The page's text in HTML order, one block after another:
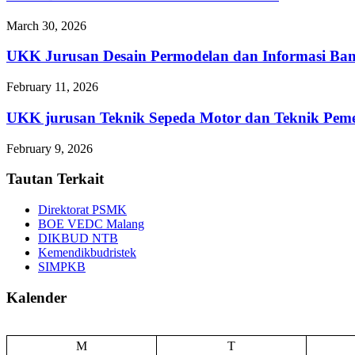
March 30, 2026
UKK Jurusan Desain Permodelan dan Informasi
February 11, 2026
UKK jurusan Teknik Sepeda Motor dan Teknik
February 9, 2026
Tautan Terkait
Direktorat PSMK
BOE VEDC Malang
DIKBUD NTB
Kemendikbudristek
SIMPKB
Kalender
M T